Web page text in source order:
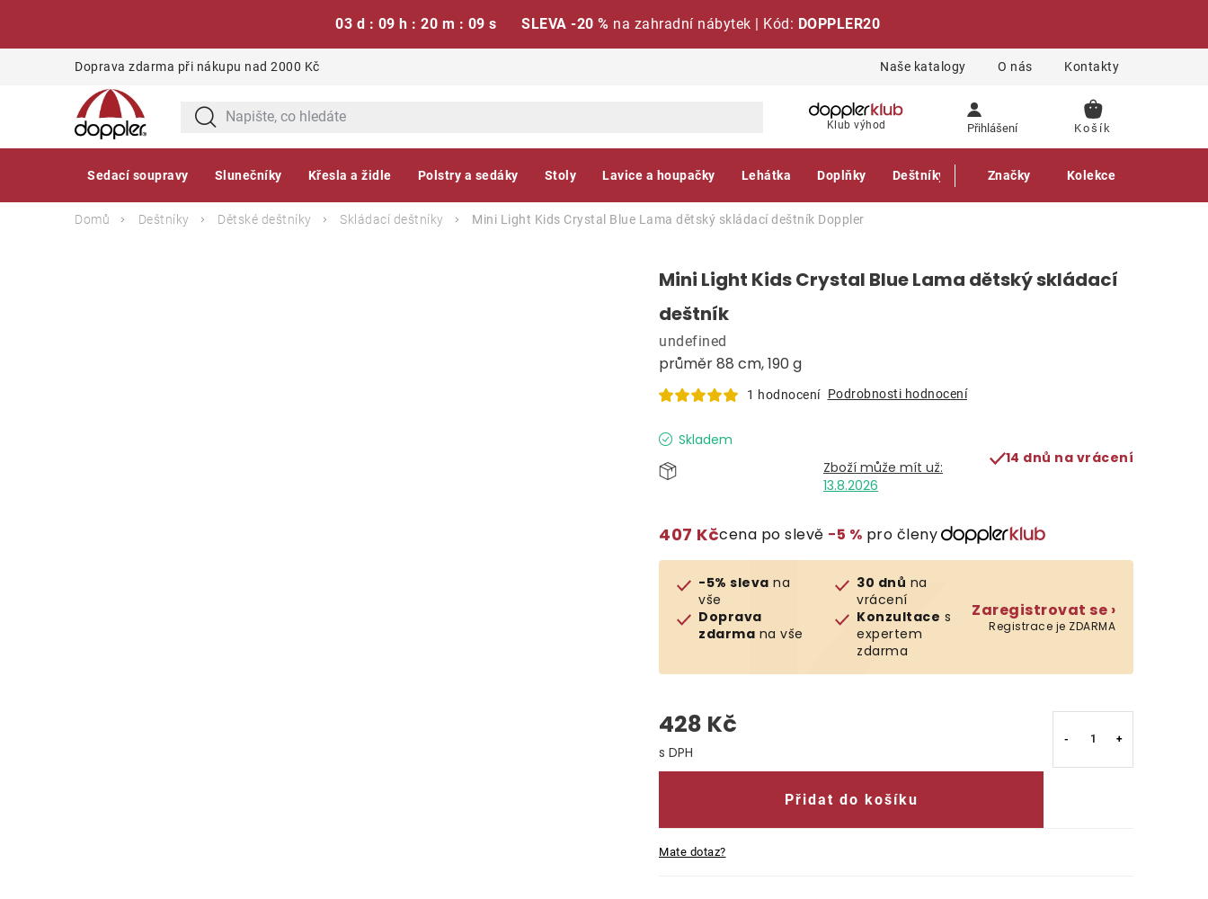
03 d : 09 h : 20 m : 08 s SLEVA -20 % na zahradní nábytek | Kód: DOPPLER20
Doprava zdarma při nákupu nad 2000 Kč Naše katalogy O nás Kontakty
Klub výhod Přihlášení
NÁKUPNÍ
Sedací soupravy Slunečníky Křesla a židle Polstry a sedáky Stoly Lavice a houpačky Lehátka Doplňky Deštníky Gastro produkty
Značky Kolekce
Domů Deštníky Dětské deštníky Skládací deštníky Mini Light Kids Crystal Blue Lama dětský skládací deštník Doppler
Mini Light Kids Crystal Blue Lama dětský skládací
deštník
průměr 88 cm, 190 g
undefined
1 hodnocení Podrobnosti hodnocení
Skladem
13.8.2026
14 dnů na vrácení
407 Kčcena po slevě −5 % pro členy
-5% sleva na
vše
Doprava
zdarma na vše
30 dnů na
vrácení
Konzultace s
expertem
zdarma
Zaregistrovat se ›
Registrace je ZDARMA
428 Kč
Měrná cena:
Přidat do košíku
Mate dotaz?